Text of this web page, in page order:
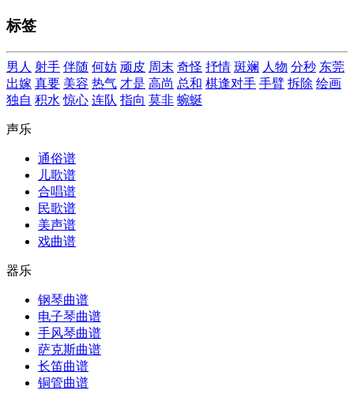
标签
男人 射手 伴随 何妨 顽皮 周末 奇怪 抒情 斑斓 人物 分秒 东莞
出嫁 真要 美容 热气 才是 高尚 总和 棋逢对手 手臂 拆除 绘画
独自 积水 惊心 连队 指向 莫非 蜿蜒
声乐
通俗谱
儿歌谱
合唱谱
民歌谱
美声谱
戏曲谱
器乐
钢琴曲谱
电子琴曲谱
手风琴曲谱
萨克斯曲谱
长笛曲谱
铜管曲谱